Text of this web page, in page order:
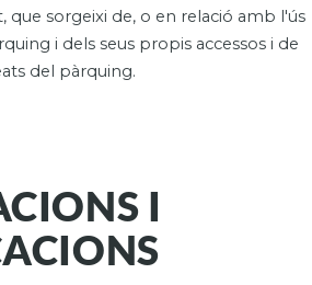
que sorgeixi de, o en relació amb l'ús
i dels seus propis accessos i de
del pàrquing.
I